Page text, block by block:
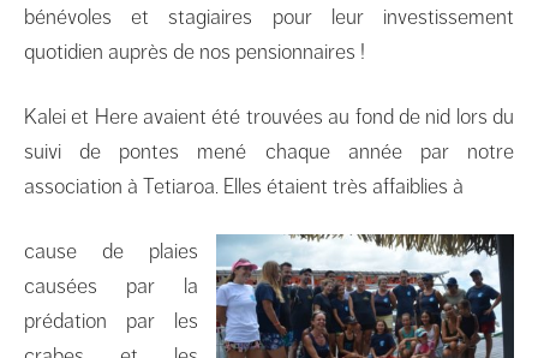
bénévoles et stagiaires pour leur investissement
quotidien auprès de nos pensionnaires !
Kalei et Here avaient été trouvées au fond de nid lors du
suivi de pontes mené chaque année par notre
association à Tetiaroa. Elles étaient très affaiblies à
cause de plaies
causées par la
prédation par les